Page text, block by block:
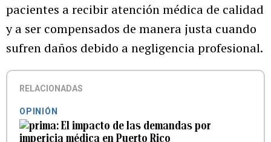
pacientes a recibir atención médica de calidad
y a ser compensados de manera justa cuando
sufren daños debido a negligencia profesional.
RELACIONADAS
OPINIÓN
El impacto de las demandas por
impericia médica en Puerto Rico